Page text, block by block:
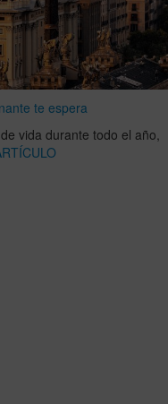
te espera
vida durante todo el año,